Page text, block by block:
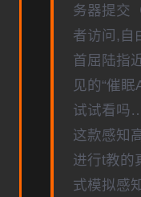
务器提交
者访问,自
首屈陆指
见的“催
试试看吗
这款感知
进行t教的
式模拟感